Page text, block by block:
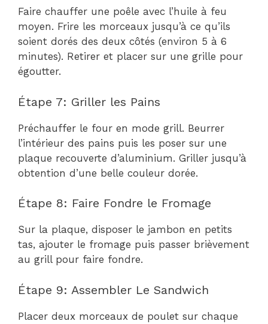
Faire chauffer une poêle avec l’huile à feu
moyen. Frire les morceaux jusqu’à ce qu’ils
soient dorés des deux côtés (environ 5 à 6
minutes). Retirer et placer sur une grille pour
égoutter.
Étape 7: Griller les Pains
Préchauffer le four en mode grill. Beurrer
l’intérieur des pains puis les poser sur une
plaque recouverte d’aluminium. Griller jusqu’à
obtention d’une belle couleur dorée.
Étape 8: Faire Fondre le Fromage
Sur la plaque, disposer le jambon en petits
tas, ajouter le fromage puis passer brièvement
au grill pour faire fondre.
Étape 9: Assembler Le Sandwich
Placer deux morceaux de poulet sur chaque